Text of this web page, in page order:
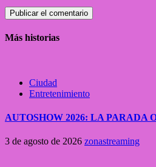
Más historias
Ciudad
Entretenimiento
AUTOSHOW 2026: LA
3 de agosto de 2026 zonastreaming